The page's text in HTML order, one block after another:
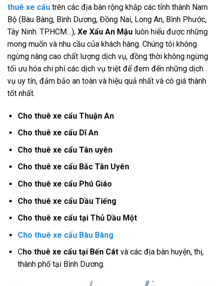
thuê xe cẩu trên các địa bàn rộng khắp các tỉnh thành Nam
Bộ (Bàu Bàng, Bình Dương, Đồng Nai, Long An, Bình Phước,
Tây Ninh. TP.HCM…), Xe Xẩu An Mậu luôn hiểu được những
mong muốn và nhu cầu của khách hàng. Chúng tôi không
ngừng nâng cao chất lượng dịch vụ, đồng thời không ngừng
tối ưu hóa chi phí các dịch vụ triệt để đem đến những dịch
vụ uy tín, đảm bảo an toàn và hiệu quả nhất và có giá thành
tốt nhất.
Cho thuê xe cẩu Thuận An
Cho thuê xe cẩu Dĩ An
Cho thuê xe cẩu Tân uyên
Cho thuê xe cẩu Bắc Tân Uyên
Cho thuê xe cẩu Phú Giáo
Cho thuê xe cẩu Dầu Tiếng
Cho thuê xe cẩu tại Thủ Dầu Một
Cho thuê xe cẩu Bàu Bàng
Cho thuê xe cẩu tại Bến Cát và các địa bàn huyện, thị,
thành phố tại Bình Dương.